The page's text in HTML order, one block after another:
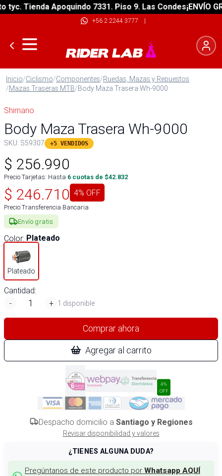
Tienda Apoquindo 7331. Piso 9. Las Condes¡ENVÍO
+56 2 2244 3777 |
Inicio/Ciclismo/Componentes/Ruedas, Mazas y Repuestos
/Mazas Traseras MTB/Body Maza Trasera Wh-9000
Shimano
Body Maza Trasera Wh-9000
SKU: S59307 +5 VENDIDOS
$ 256.990
Precio Tarjetas: Hasta 6 cuotas de $42.832
$ 246.710 4% OFF
Precio Transferencia Bancaria
Envío gratis
Color: Plateado
Plateado
Cantidad:
-
+ 1 disponible
Comprar ahora
Agregar al carrito
4%
OFF
Despacho domicilio a Santiago y Regiones
Revisar disponibilidad y valores
¿TIENES ALGUNA DUDA?
Pregúntanos de este producto por Whatsapp AQUÍ